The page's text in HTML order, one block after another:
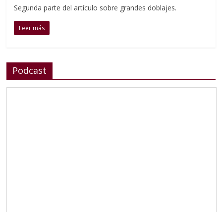
Segunda parte del artículo sobre grandes doblajes.
Leer más
Podcast